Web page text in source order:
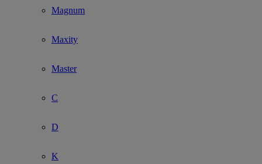
Magnum
Maxity
Master
C
D
K